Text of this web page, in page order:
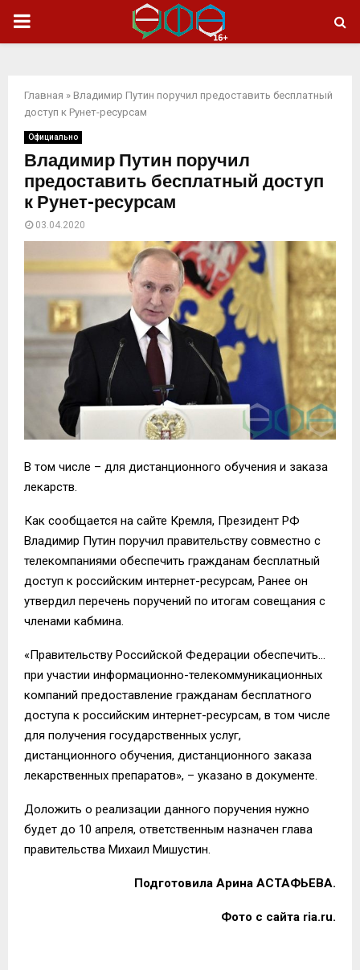
ОСНОВНОЕ
Главная » Владимир Путин поручил предоставить бесплатный
доступ к Рунет-ресурсам
Официально
Владимир Путин поручил
предоставить бесплатный доступ
к Рунет-ресурсам
03.04.2020
В том числе – для дистанционного обучения и заказа
лекарств.
Как сообщается на сайте Кремля, Президент РФ
Владимир Путин поручил правительству совместно с
телекомпаниями обеспечить гражданам бесплатный
доступ к российским интернет-ресурсам, Ранее он
утвердил перечень поручений по итогам совещания с
членами кабмина.
«Правительству Российской Федерации обеспечить…
при участии информационно-телекоммуникационных
компаний предоставление гражданам бесплатного
доступа к российским интернет-ресурсам, в том числе
для получения государственных услуг,
дистанционного обучения, дистанционного заказа
лекарственных препаратов», – указано в документе.
Доложить о реализации данного поручения нужно
будет до 10 апреля, ответственным назначен глава
правительства Михаил Мишустин.
Подготовила Арина АСТАФЬЕВА.
Фото с сайта ria.ru.